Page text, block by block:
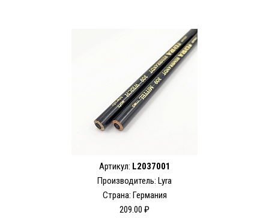
Артикул: L2037001
Производитель: Lyra
Страна: Германия
209.00 ₽